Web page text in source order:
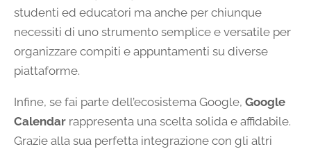
studenti ed educatori ma anche per chiunque
necessiti di uno strumento semplice e versatile per
organizzare compiti e appuntamenti su diverse
piattaforme.
Infine, se fai parte dell’ecosistema Google, Google
Calendar rappresenta una scelta solida e affidabile.
Grazie alla sua perfetta integrazione con gli altri